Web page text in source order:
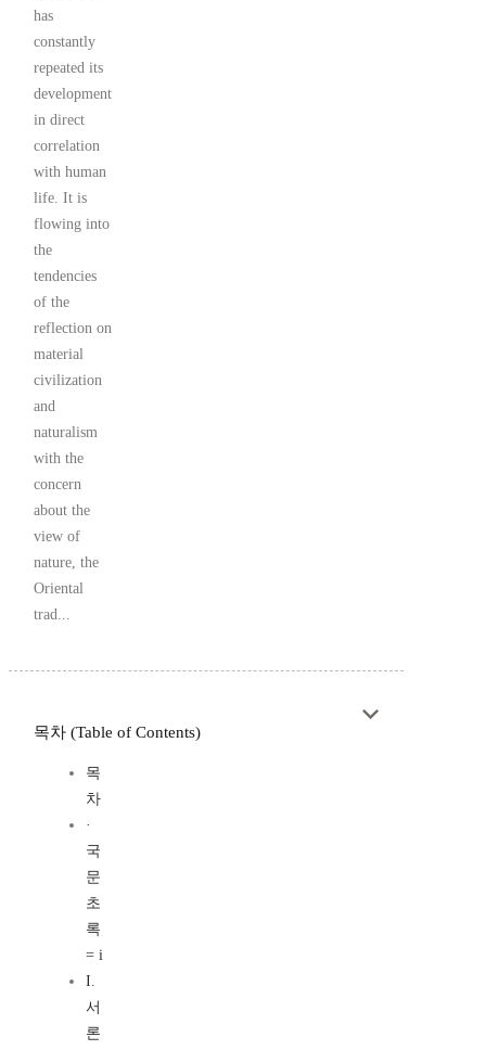
has
constantly
repeated its
development
in direct
correlation
with human
life. It is
flowing into
the
tendencies
of the
reflection on
material
civilization
and
naturalism
with the
concern
about the
view of
nature, the
Oriental
trad...
목차 (Table of Contents)
목
차
·
국
문
초
록
= i
I.
서
론